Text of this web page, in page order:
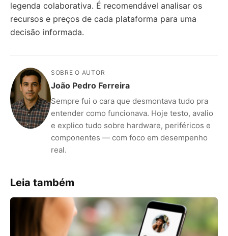
legenda colaborativa. É recomendável analisar os
recursos e preços de cada plataforma para uma
decisão informada.
SOBRE O AUTOR
João Pedro Ferreira
Sempre fui o cara que desmontava tudo pra
entender como funcionava. Hoje testo, avalio
e explico tudo sobre hardware, periféricos e
componentes — com foco em desempenho
real.
Leia também